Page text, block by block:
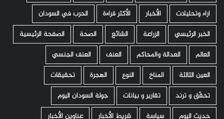
اراء وتحليلات
الأخبار الأكثر قراءة
الحرب في السودان
الخبر الرئيسي
الزراعة الشائع الصحة
الصفحة الرئيسية
العالم
العدالة والمحاكم العنف
العنف الجنسي
العين الثالثة
المناخ النوع الهجرة
تحقيقات
تحقّق و ترند
تقارير و بيانات
جولة السودان اليوم
حديث اليوم
سياسة شريط الأخبار عناوين الأخبار